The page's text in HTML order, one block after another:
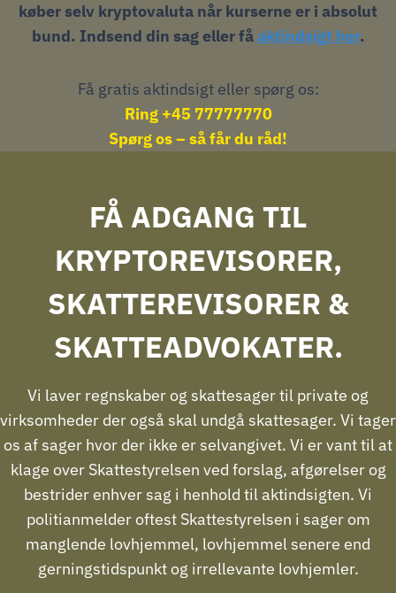
køber selv kryptovaluta når kurserne er i absolut
bund. Indsend din sag eller fåaktindsigt her.
Få gratis aktindsigt eller spørg os:
Ring +45 77777770
Spørg os – så får du råd!
FÅ ADGANG TIL
KRYPTOREVISORER,
SKATTEREVISORER &
SKATTEADVOKATER.
Vi laver regnskaber og skattesager til private og
virksomheder der også skal undgå skattesager. Vi tager
os af sager hvor der ikke er selvangivet. Vi er vant til at
klage over Skattestyrelsen ved forslag, afgørelser og
bestrider enhver sag i henhold til aktindsigten. Vi
politianmelder oftest Skattestyrelsen i sager om
manglende lovhjemmel, lovhjemmel senere end
gerningstidspunkt og irrellevante lovhjemler.